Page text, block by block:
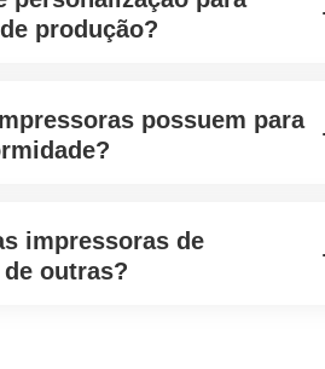
produção?
possuem para
impressoras de
outras?